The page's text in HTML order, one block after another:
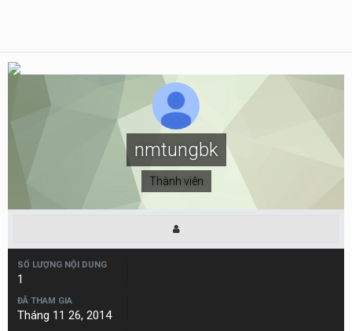
nmtungbk
Thành viên
SỐ LƯỢNG NỘI DUNG
1
ĐÃ THAM GIA
Tháng 11 26, 2014